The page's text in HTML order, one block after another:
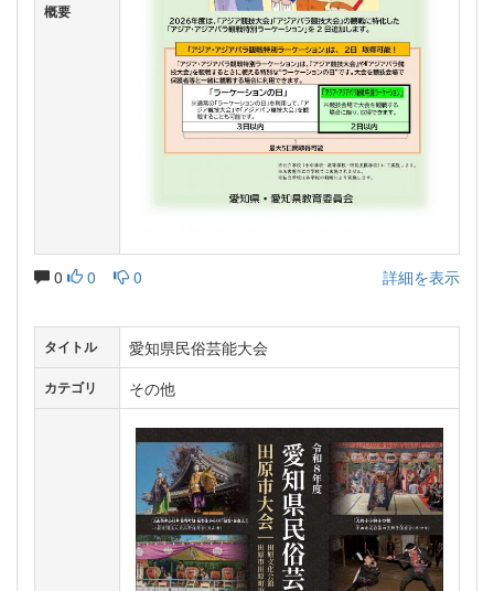
概要
0 0 0 詳細を表示
タイトル 愛知県民俗芸能大会
カテゴリ その他